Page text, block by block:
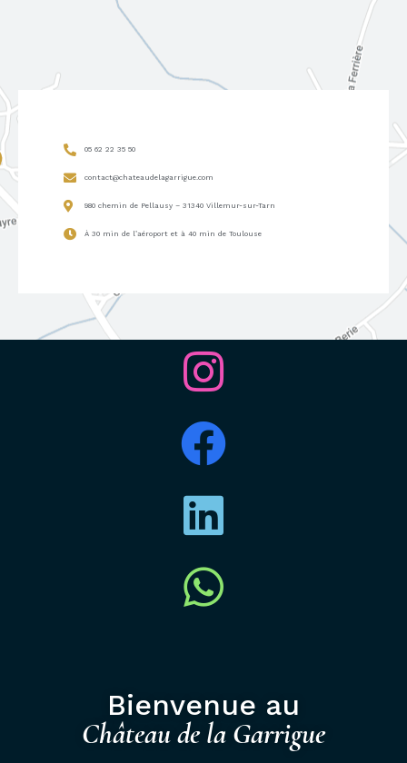
05 62 22 35 50
contact@chateaudelagarrigue.com
980 chemin de Pellausy – 31340 Villemur-sur-Tarn
À 30 min de l’aéroport et à 40 min de Toulouse
Bienvenue au
Château de la Garrigue